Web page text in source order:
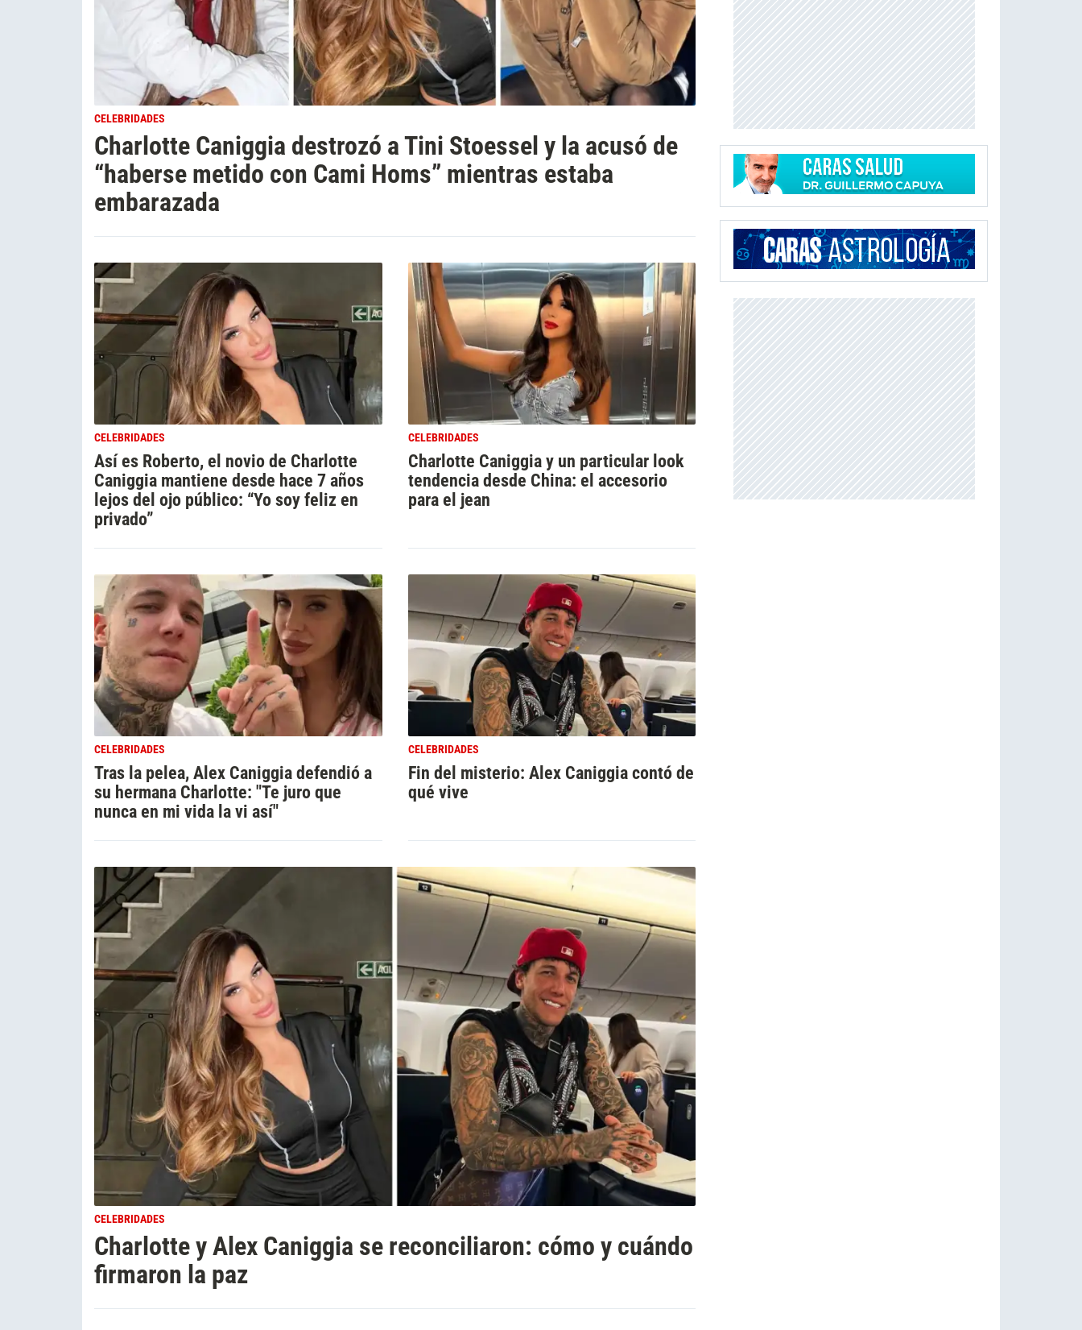
CELEBRIDADES
Charlotte Caniggia destrozó a Tini Stoessel y la acusó de
“haberse metido con Cami Homs” mientras estaba
embarazada
CELEBRIDADES
Así es Roberto, el novio de Charlotte
Caniggia mantiene desde hace 7 años
lejos del ojo público: “Yo soy feliz en
privado”
CELEBRIDADES
Charlotte Caniggia y un particular look
tendencia desde China: el accesorio
para el jean
CELEBRIDADES
Tras la pelea, Alex Caniggia defendió a
su hermana Charlotte: "Te juro que
nunca en mi vida la vi así"
CELEBRIDADES
Fin del misterio: Alex Caniggia contó de
qué vive
CELEBRIDADES
Charlotte y Alex Caniggia se reconciliaron: cómo y cuándo
firmaron la paz